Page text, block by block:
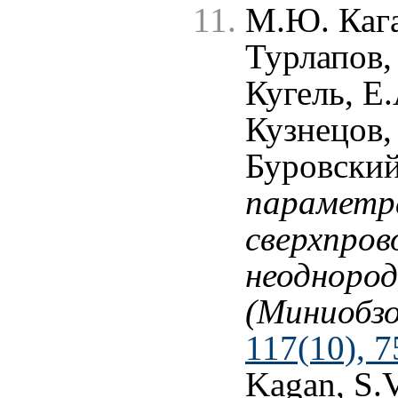
М.Ю.
Кугель,
117(10),
Kagan,